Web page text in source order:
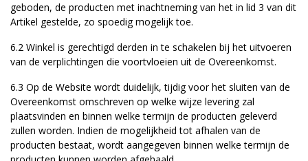
geboden, de producten met inachtneming van het in lid 3 van dit
Artikel gestelde, zo spoedig mogelijk toe.
6.2 Winkel is gerechtigd derden in te schakelen bij het uitvoeren
van de verplichtingen die voortvloeien uit de Overeenkomst.
6.3 Op de Website wordt duidelijk, tijdig voor het sluiten van de
Overeenkomst omschreven op welke wijze levering zal
plaatsvinden en binnen welke termijn de producten geleverd
zullen worden. Indien de mogelijkheid tot afhalen van de
producten bestaat, wordt aangegeven binnen welke termijn de